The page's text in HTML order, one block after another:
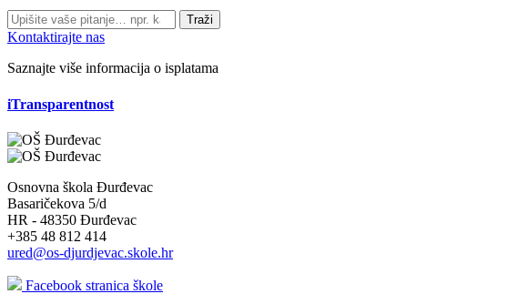
Traži
Kontaktirajte nas
Saznajte više informacija o isplatama
iTransparentnost
Osnovna škola Đurđevac
Basaričekova 5/d
HR - 48350 Đurđevac
+385 48 812 414
ured@os-djurdjevac.skole.hr
Facebook stranica škole